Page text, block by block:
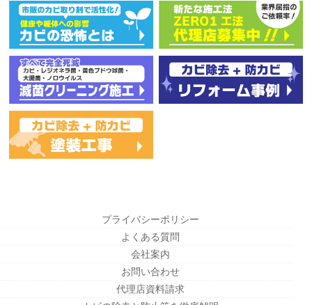
プライバシーポリシー
よくある質問
会社案内
お問い合わせ
代理店資料請求